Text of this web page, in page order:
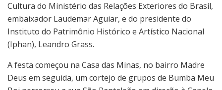
Cultura do Ministério das Relações Exteriores do Brasil,
embaixador Laudemar Aguiar, e do presidente do
Instituto do Patrimônio Histórico e Artístico Nacional
(Iphan), Leandro Grass.
A festa começou na Casa das Minas, no bairro Madre
Deus em seguida, um cortejo de grupos de Bumba Meu